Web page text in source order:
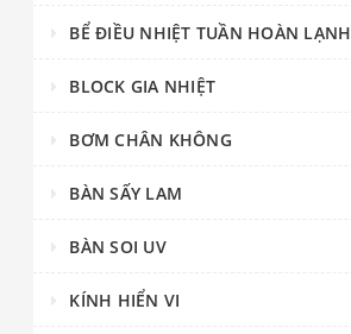
BỂ ĐIỀU NHIỆT TUẦN HOÀN LẠNH
BLOCK GIA NHIỆT
BƠM CHÂN KHÔNG
BÀN SẤY LAM
BÀN SOI UV
KÍNH HIỂN VI